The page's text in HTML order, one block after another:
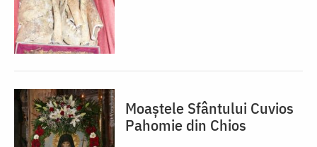
Moaștele Sfântului Cuvios
Pahomie din Chios